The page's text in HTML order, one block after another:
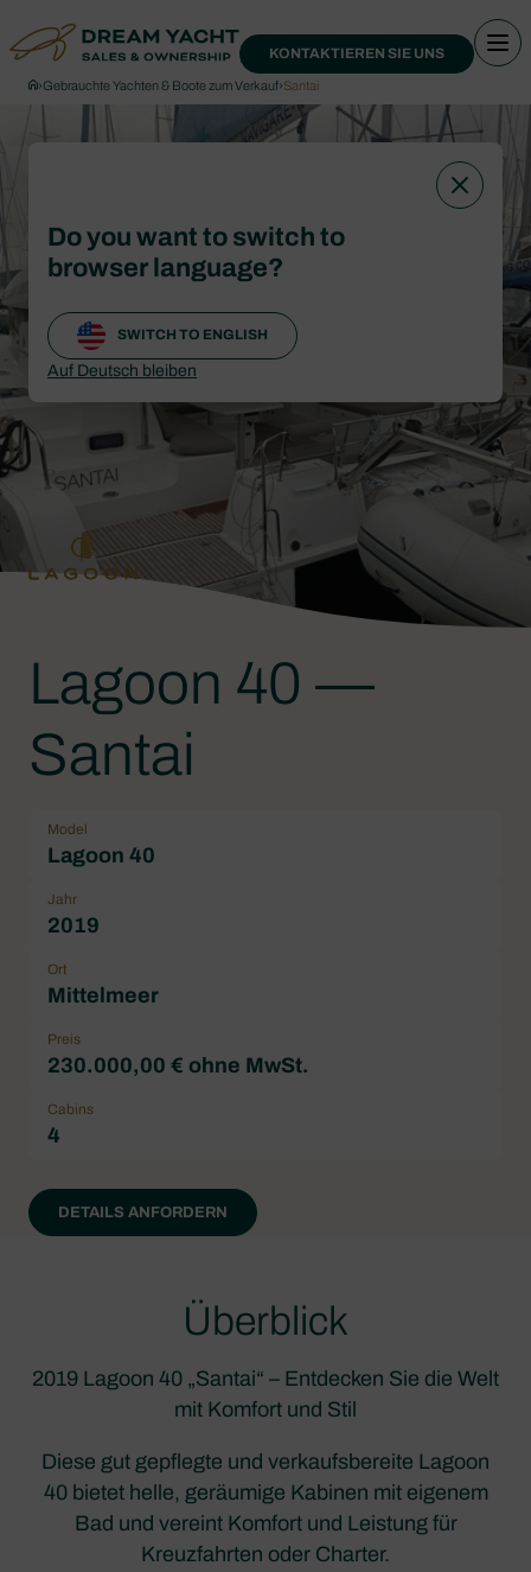
KONTAKTIEREN SIE UNS
›Gebrauchte Yachten & Boote zum Verkauf›Santai
Lagoon 40 —
Santai
Model
Lagoon 40
Jahr
2019
Ort
Mittelmeer
Preis
230.000,00 € ohne MwSt.
Cabins
4
DETAILS ANFORDERN
Überblick
2019 Lagoon 40 „Santai“ – Entdecken Sie die Welt
mit Komfort und Stil
Diese gut gepflegte und verkaufsbereite Lagoon
40 bietet helle, geräumige Kabinen mit eigenem
Bad und vereint Komfort und Leistung für
Kreuzfahrten oder Charter.
Do you want to switch to
browser language?
SWITCH TO ENGLISH
Auf Deutsch bleiben